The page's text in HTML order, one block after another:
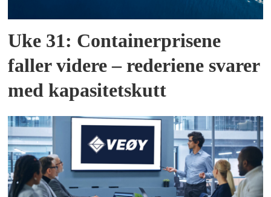
Uke 31: Containerprisene
faller videre – rederiene svarer
med kapasitetskutt